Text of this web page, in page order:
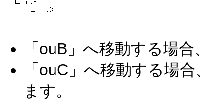
「ouB」へ移動する場合、
「ouC」へ移動する場合、
ます。